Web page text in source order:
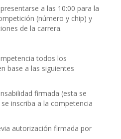
a las 10:00 para la
(número y chip) y
de la carrera.
todos los
base a las siguientes
firmada (esta se
inscriba a la competencia
autorización firmada por